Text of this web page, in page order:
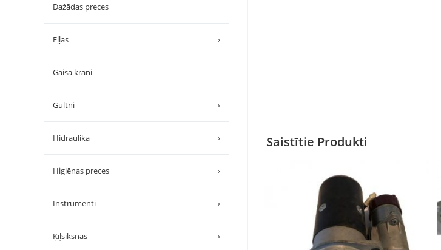
Saistītie Produkti
Dažādas preces
Eļļas ›
Gaisa krāni
Gultņi ›
Hidraulika ›
Higiēnas preces ›
Instrumenti ›
Ķīļsiksnas ›